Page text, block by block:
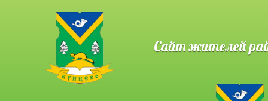
Сайт жителей